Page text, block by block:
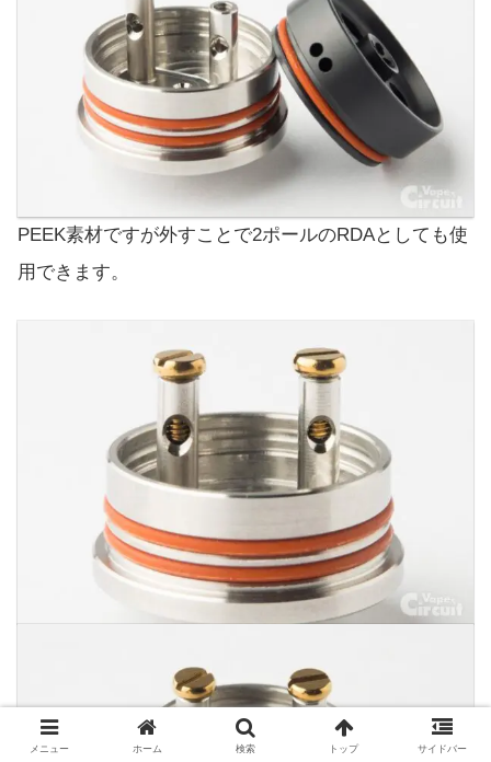
PEEK素材ですが外すことで2ポールのRDAとしても使
用できます。
メニュー ホーム 検索 トップ サイドバー